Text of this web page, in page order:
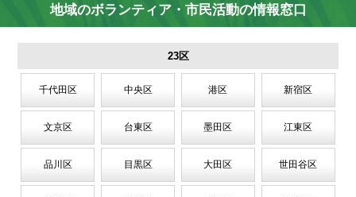
地域のボランティア・市民活動の情報窓口
23区
千代田区 中央区 港区 新宿区
文京区 台東区 墨田区 江東区
品川区 目黒区 大田区 世田谷区